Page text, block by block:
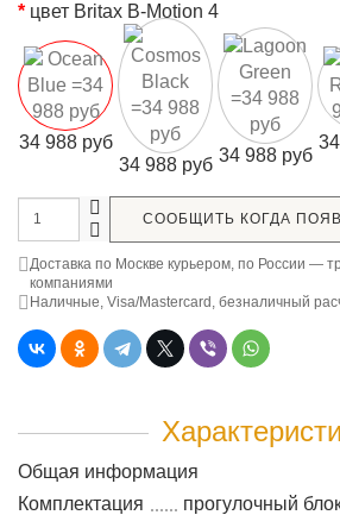
цвет Britax B-Motion 4
34 988 руб
34 988 руб 34 988 руб
СООБЩИТЬ КОГДА
Доставка по Москве курьером, по России —
компаниями
Наличные, Visa/Mastercard, безналичный
Общая информация
Комплектация
прогулочный